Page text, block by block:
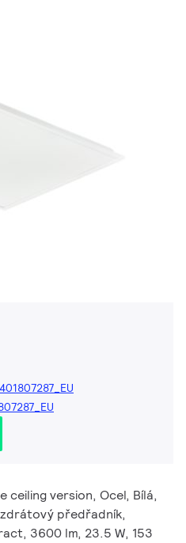
ceiling version, Ocel, Bílá,
předřadník,
3600 lm, 23.5 W, 153